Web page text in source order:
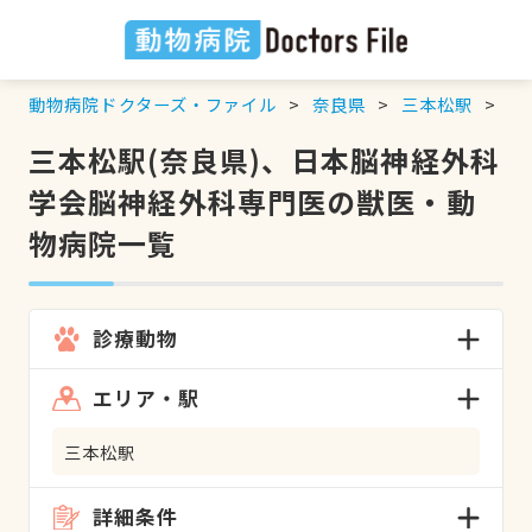
動物病院ドクターズ・ファイル 奈良県 三本松駅
三本松駅(奈良県)、日本脳神経外科
学会脳神経外科専門医の獣医・動
物病院一覧
診療動物
エリア・駅
三本松駅
詳細条件